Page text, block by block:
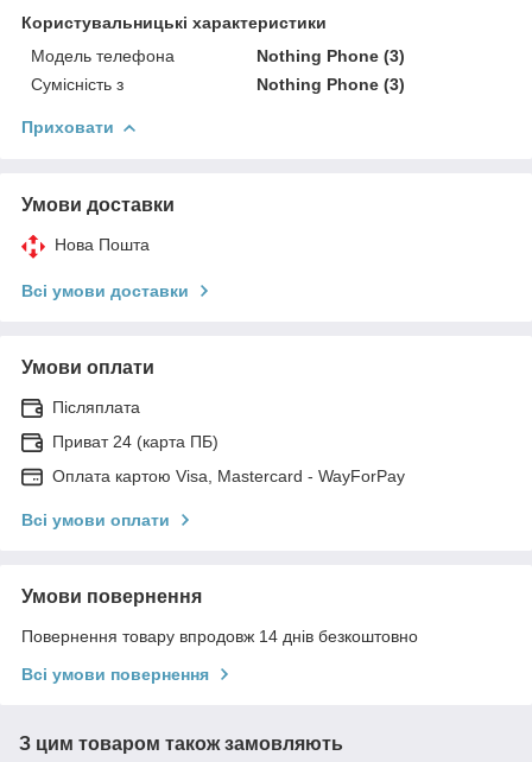
Користувальницькі характеристики
Модель телефона
Nothing Phone (3)
Сумісність з
Nothing Phone (3)
Приховати
Умови доставки
Нова Пошта
Всі умови доставки
Умови оплати
Післяплата
Приват 24 (карта ПБ)
Оплата картою Visa, Mastercard - WayForPay
Всі умови оплати
Умови повернення
Повернення товару впродовж 14 днів безкоштовно
Всі умови повернення
З цим товаром також замовляють